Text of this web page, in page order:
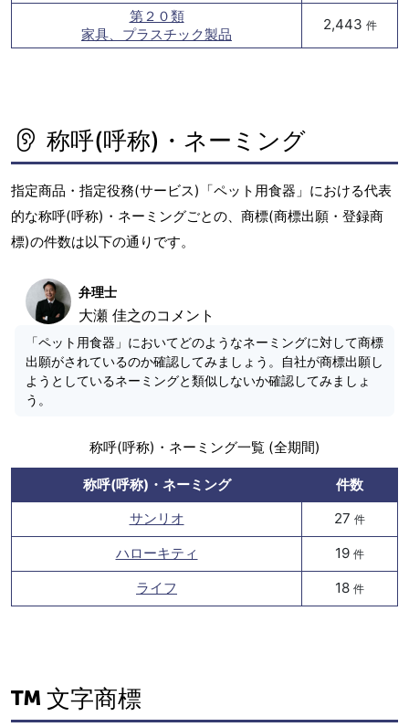
第２０類
家具、プラスチック製品
2,443 件
称呼(呼称)・ネーミング
指定商品・指定役務(サービス)「ペット用食器」における代表
的な称呼(呼称)・ネーミングごとの、商標(商標出願・登録商
標)の件数は以下の通りです。
弁理士
大瀬 佳之のコメント
「ペット用食器」においてどのようなネーミングに対して商標
出願がされているのか確認してみましょう。自社が商標出願し
ようとしているネーミングと類似しないか確認してみましょ
う。
称呼(呼称)・ネーミング一覧 (全期間)
称呼(呼称)・ネーミング
件数
サンリオ
27 件
ハローキティ 19 件
ライフ 18 件
文字商標